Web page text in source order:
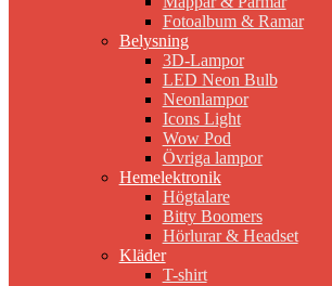
Fotoalbum & Ramar
Belysning
3D-Lampor
LED Neon Bulb
Neonlampor
Icons Light
Wow Pod
Övriga lampor
Hemelektronik
Högtalare
Bitty Boomers
Hörlurar & Headset
Kläder
T-shirt